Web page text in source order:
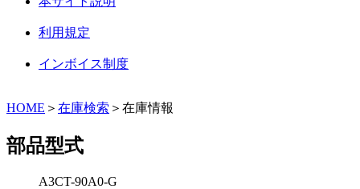
利用規定
インボイス制度
HOME ＞ 在庫検索 ＞在庫情報
部品型式
A3CT-90A0-G